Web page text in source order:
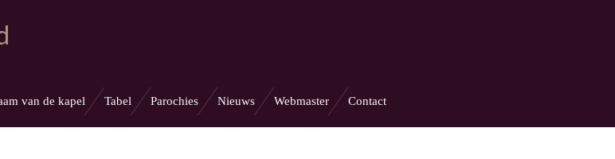
van de kapel Tabel Parochies Nieuws Webmaster Contact